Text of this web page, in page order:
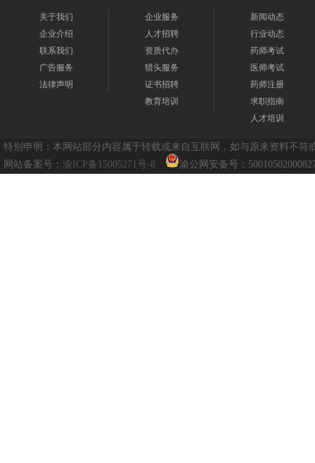
关于我们
企业介绍
联系我们
广告服务
法律声明
企业服务
人才招聘
资质代办
猎头服务
证书招聘
教育培训
新闻动态
行业动态
药师考试
医师考试
药师注册
求职指南
人才培训
特别申明：本网站部分内容属于转载或来自互联网，如与原来资料不
网站备案号： 渝ICP备15005271号-8 渝公网安备号：